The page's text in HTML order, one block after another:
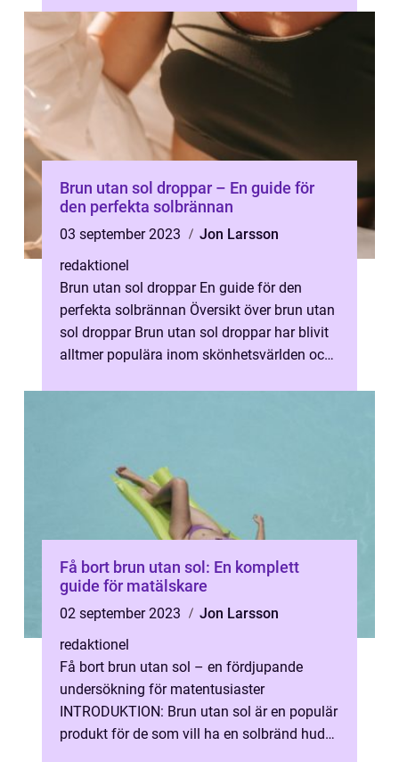
Brun utan sol droppar – En guide för
den perfekta solbrännan
03 september 2023
Jon Larsson
redaktionel
Brun utan sol droppar En guide för den
perfekta solbrännan Översikt över brun utan
sol droppar Brun utan sol droppar har blivit
alltmer populära inom skönhetsvärlden och
Få bort brun utan sol: En komplett
guide för matälskare
02 september 2023
Jon Larsson
redaktionel
Få bort brun utan sol – en fördjupande
undersökning för matentusiaster
INTRODUKTION: Brun utan sol är en populär
produkt för de som vill ha en solbränd hud